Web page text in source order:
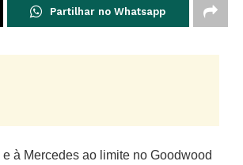
Partilhar no Whatsapp
à Mercedes ao limite no Goodwood